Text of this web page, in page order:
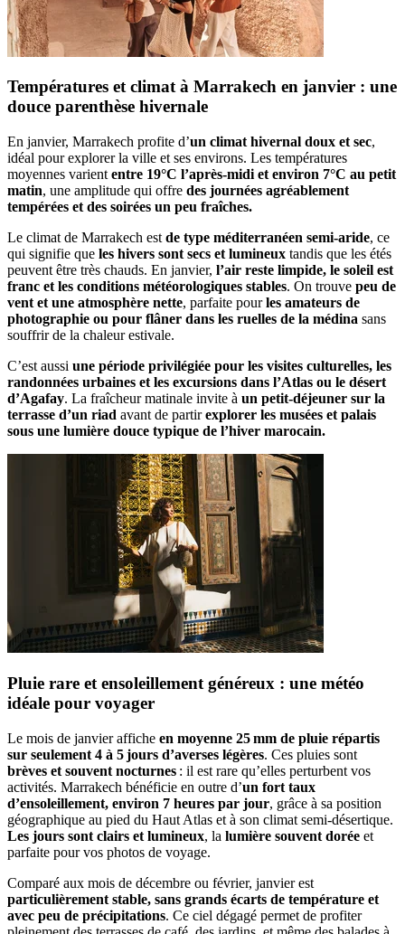
Températures et climat à Marrakech en janvier : une
douce parenthèse hivernale
En janvier, Marrakech profite d’un climat hivernal doux et sec,
idéal pour explorer la ville et ses environs. Les températures
moyennes varient entre 19°C l’après-midi et environ 7°C au petit
matin, une amplitude qui offre des journées agréablement
tempérées et des soirées un peu fraîches.
Le climat de Marrakech est de type méditerranéen semi-aride, ce
qui signifie que les hivers sont secs et lumineux tandis que les étés
peuvent être très chauds. En janvier, l’air reste limpide, le soleil est
franc et les conditions météorologiques stables. On trouve peu de
vent et une atmosphère nette, parfaite pourles amateurs de
photographie ou pour flâner dans les ruelles de la médina sans
souffrir de la chaleur estivale.
C’est aussi une période privilégiée pour les visites culturelles, les
randonnées urbaines et les excursions dans l’Atlas ou le désert
d’Agafay. La fraîcheur matinale invite à un petit-déjeuner sur la
terrasse d’un riad avant de partirexplorer les musées et palais
sous une lumière douce typique de l’hiver marocain.
Pluie rare et ensoleillement généreux : une météo
idéale pour voyager
Le mois de janvier affiche en moyenne 25 mm de pluie répartis
sur seulement 4 à 5 jours d’averses légères. Ces pluies sont
brèves et souvent nocturnes : il est rare qu’elles perturbent vos
activités. Marrakech bénéficie en outre d’un fort taux
d’ensoleillement, environ 7 heures par jour, grâce à sa position
géographique au pied du Haut Atlas et à son climat semi-désertique.
Les jours sont clairs et lumineux, la lumière souvent dorée et
parfaite pour vos photos de voyage.
Comparé aux mois de décembre ou février, janvier est
particulièrement stable, sans grands écarts de température et
avec peu de précipitations. Ce ciel dégagé permet de profiter